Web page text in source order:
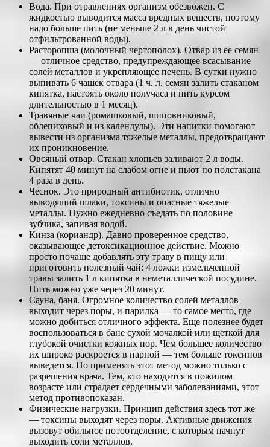
Вода. При отравлениях организм обезвожен. С
жидкостью выводится масса вредных веществ, поэтому
надо больше пить (не меньше 2 л в день чистой
отфильтрованной воды).
Расторопша (молочный чертополох). Отвар из ее семян
— отличное средство, предупреждающее всасывание
солей металлов и укрепляющее печень. В сутки нужно
выпивать 6 чашек отвара (1 ч. л. семян залить стаканом
кипятка, настоять около получаса и пить курсом
длительностью в 1 месяц).
Травяные чаи (ромашковый, шиповниковый,
облепиховый и из календулы). Эти напитки помогают
вывести из организма тяжелые металлы, предотвращают
их проникновение.
Овсяный отвар. Стакан хлопьев заливают 2 л воды.
Кипятят 40 минут на слабом огне и пьют по полстакана
4 раза в день.
Чеснок. Это природный антибиотик, отлично
выводящий шлаки, токсины и опасные тяжелые
металлы. Нужно ежедневно съедать по половине
зубчика, запивая водой.
Кинза (кориандр). Давно проверенное средство,
оказывающее детоксикационное действие. Можно
просто почаще добавлять эту траву в пищу или
приготовить полезный чай: 4 ложки измельченной
травы залить 1 л кипятка в неметаллической посудине.
Пить можно уже через 20 минут.
Сауна, баня. Огромное количество солей металлов
выходит через поры, и парилка — то самое место, где
можно добиться отличного эффекта. Еще полезнее будет
воспользоваться в бане сухой мочалкой или щеткой для
глубокой очистки кожных пор. Чем большее количество
их широко раскроется в парной — тем больше токсинов
выведется. Но применять этот метод можно только с
разрешения врача. Тем, кто находится в пожилом
возрасте или страдает сердечными заболеваниями, этот
метод противопоказан.
Физические нагрузки. Принцип действия здесь тот же
— токсины выходят через поры. Активные движения
вызовут обильное потоотделение, с которым начнут
выходить соли металлов.